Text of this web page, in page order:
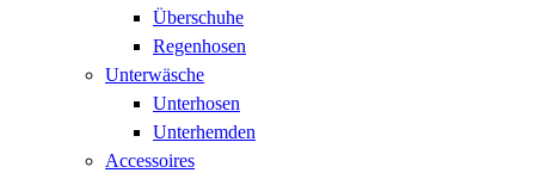
Überschuhe
Regenhosen
Unterwäsche
Unterhosen
Unterhemden
Accessoires